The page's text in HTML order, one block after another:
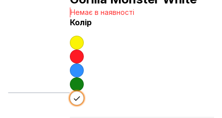
Немає в наявності
Колір